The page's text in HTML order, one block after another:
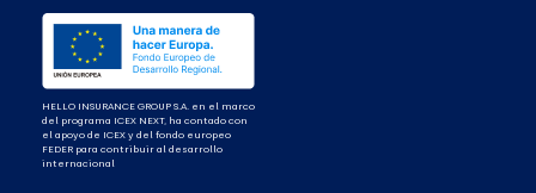
HELLO INSURANCE GROUP S.A. en el marco
del programa ICEX NEXT, ha contado con
el apoyo de ICEX y del fondo europeo
FEDER para contribuir al desarrollo
internacional